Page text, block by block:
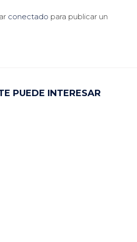
conectado para publicar un
PUEDE INTERESAR